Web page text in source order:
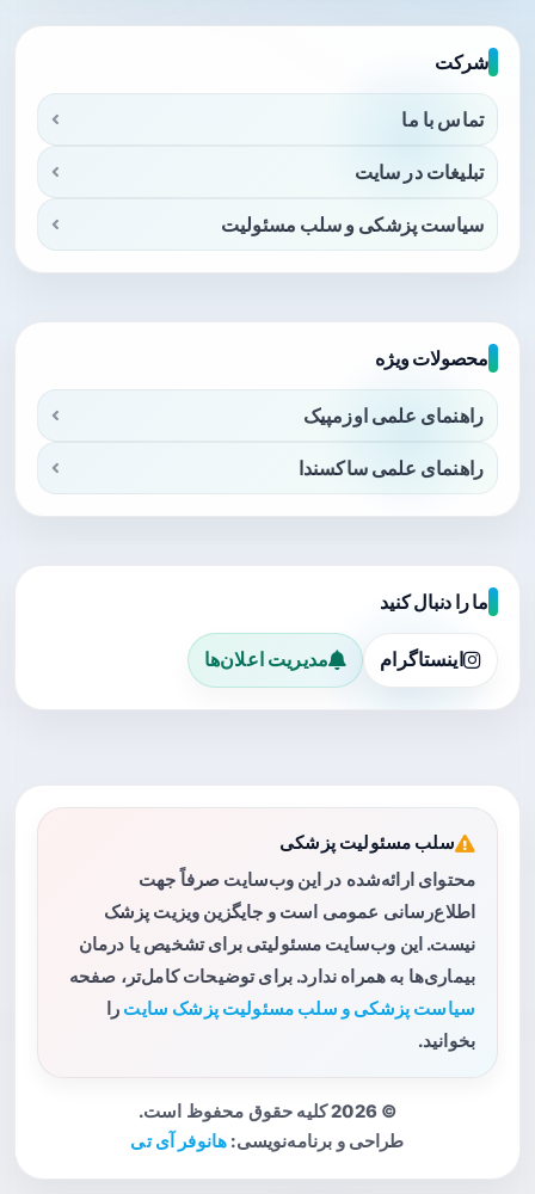
شرکت
تماس با ما
تبلیغات در سایت
سیاست پزشکی و سلب مسئولیت
محصولات ویژه
راهنمای علمی اوزمپیک
راهنمای علمی ساکسندا
ما را دنبال کنید
اینستاگرام مدیریت اعلان‌ها
سلب مسئولیت پزشکی
محتوای ارائه‌شده در این وب‌سایت صرفاً جهت
اطلاع‌رسانی عمومی است و جایگزین ویزیت پزشک
نیست. این وب‌سایت مسئولیتی برای تشخیص یا درمان
بیماری‌ها به همراه ندارد. برای توضیحات کامل‌تر، صفحه
سیاست پزشکی و سلب مسئولیت پزشک سایت را
بخوانید.
© 2026 کلیه حقوق محفوظ است.
طراحی و برنامه‌نویسی: هانوفر آی تی